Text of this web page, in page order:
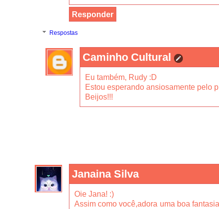
Responder
Respostas
Caminho Cultural
Eu também, Rudy :D
Estou esperando ansiosamente pelo
Beijos!!!
Janaina Silva
Oie Jana! :)
Assim como você,adora uma boa